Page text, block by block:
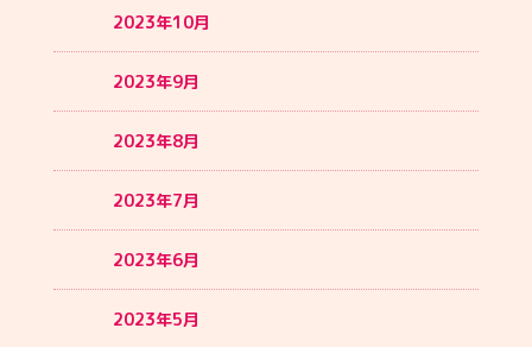
2023年10月
2023年9月
2023年8月
2023年7月
2023年6月
2023年5月